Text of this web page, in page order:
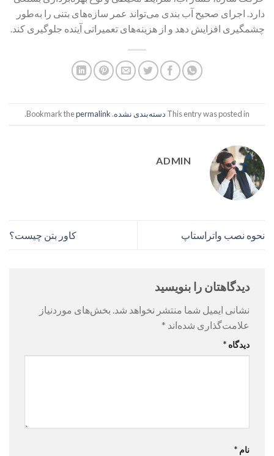
دارد. اجرای صحیح آب بندی می‌تواند عمر سازه‌های بتنی را به‌طور
چشمگیری افزایش دهد و از هزینه‌های تعمیراتی آینده جلوگیری کند.
This entry was posted in دسته‌بندی نشده. Bookmark the
permalink
.
ADMIN
نحوه نصب واتراستاپ کاور بتن چیست؟
دیدگاهتان را بنویسید
نشانی ایمیل شما منتشر نخواهد شد. بخش‌های موردنیاز
علامت‌گذاری شده‌اند *
دیدگاه *
نام *